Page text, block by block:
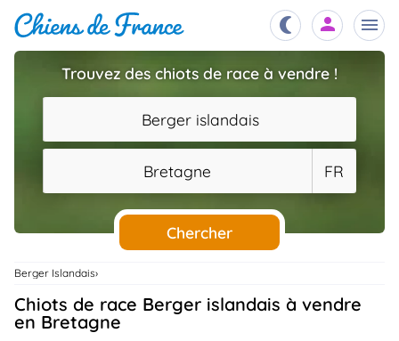
Chiots
Éleveurs
Étalons
Chiens
Services
Trouvez des chiots de race à vendre !
Berger islandais
Bretagne FR
Chercher
Berger Islandais
Chiots de race Berger islandais à vendre
en Bretagne